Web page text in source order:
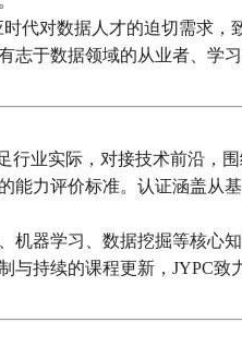
代对数据人才的迫切需求，
志于数据领域的从业者、学
行业实际，对接技术前沿，
能力评价标准。认证涵盖从
机器学习、数据挖掘等核心
与持续的课程更新，JYPC致